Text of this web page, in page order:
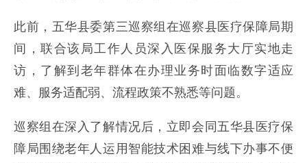
此前，五华县委第三巡察组在巡察县医疗保障局期
间，联合该局工作人员深入医保服务大厅实地走
访，了解到老年群体在办理业务时面临数字适应
难、服务适配弱、流程政策不熟悉等问题。
巡察组在深入了解情况后，立即会同五华县医疗保
障局围绕老年人运用智能技术困难与线下办事不便